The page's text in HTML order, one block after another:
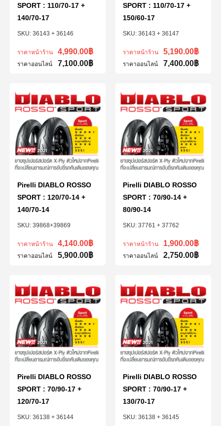
36143 + 36146
SPORT : 110/70-17 +
140/70-17
ราคาหน้าร้าน 4,990.00฿
ราคาออนไลน์ 7,100.00฿
36143 + 36147
SPORT : 110/70-17 +
150/60-17
ราคาหน้าร้าน 5,190.00฿
ราคาออนไลน์ 7,400.00฿
39868+39869
Pirelli DIABLO ROSSO
SPORT : 120/70-14 +
140/70-14
ราคาหน้าร้าน 4,140.00฿
ราคาออนไลน์ 5,900.00฿
37761 + 37762
Pirelli DIABLO ROSSO
SPORT : 70/90-14 +
80/90-14
ราคาหน้าร้าน 1,900.00฿
ราคาออนไลน์ 2,750.00฿
36138 + 36144
Pirelli DIABLO ROSSO
SPORT : 70/90-17 +
120/70-17
36138 + 36145
Pirelli DIABLO ROSSO
SPORT : 70/90-17 +
130/70-17